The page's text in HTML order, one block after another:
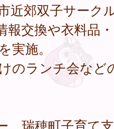
近郊双子サーク
報交換や衣料品
実施。
のランチ会など
、瑞穂町子育て